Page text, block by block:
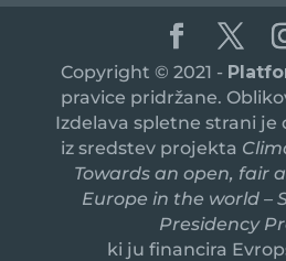
Copyright © 2021 -
pravice pridržane.
Izdelava spletne strani je
iz sredstev projekta
Towards an open, fair
Europe in the world –
Presidency
ki ju financira